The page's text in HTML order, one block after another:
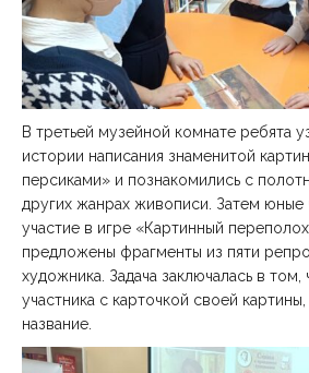
В третьей музейной комнате ребята
истории написания знаменитой
персиками» и познакомились с
других жанрах живописи. Затем юные
участие в игре «Картинный
предложены фрагменты из пяти
художника. Задача заключалась в
участника с карточкой своей
название.